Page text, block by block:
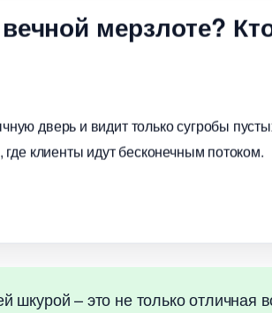
мерзлоте?
дверь и видит только сугробы
клиенты идут бесконечным потоком.
– это не только отличная